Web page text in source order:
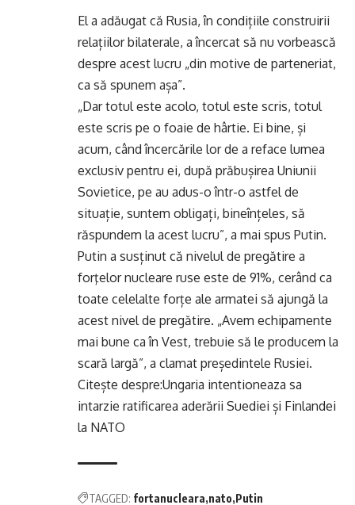
El a adăugat că Rusia, în condițiile construirii
relațiilor bilaterale, a încercat să nu vorbească
despre acest lucru „din motive de parteneriat,
ca să spunem așa”.
„Dar totul este acolo, totul este scris, totul
este scris pe o foaie de hârtie. Ei bine, și
acum, când încercările lor de a reface lumea
exclusiv pentru ei, după prăbușirea Uniunii
Sovietice, pe au adus-o într-o astfel de
situație, suntem obligați, bineînțeles, să
răspundem la acest lucru”, a mai spus Putin.
Putin a susținut că nivelul de pregătire a
forţelor nucleare ruse este de 91%, cerând ca
toate celelalte forțe ale armatei să ajungă la
acest nivel de pregătire. „Avem echipamente
mai bune ca în Vest, trebuie să le producem la
scară largă”, a clamat președintele Rusiei.
Citește despre:Ungaria intentioneaza sa
intarzie ratificarea aderării Suediei și Finlandei
la NATO
TAGGED: fortanucleara nato Putin